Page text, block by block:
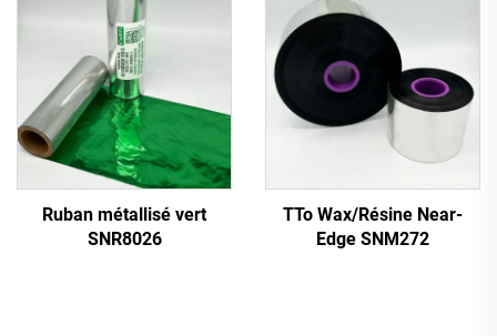
Ruban métallisé vert
SNR8026
TTo Wax/Résine Near-
Edge SNM272